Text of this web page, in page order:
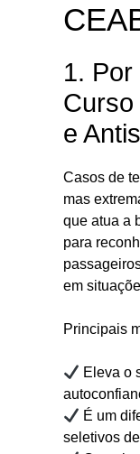
1.
Curso
e
Casos de
mas
que atua a
para
em
Principais
Eleva o
É um
seletivos